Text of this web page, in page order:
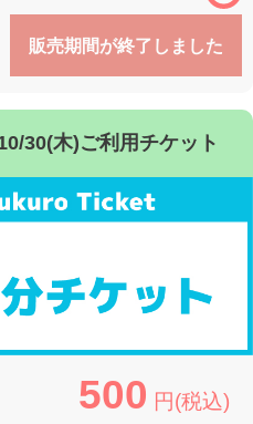
販売期間が終了しました
30(木)ご利用チケット
500 円(税込)